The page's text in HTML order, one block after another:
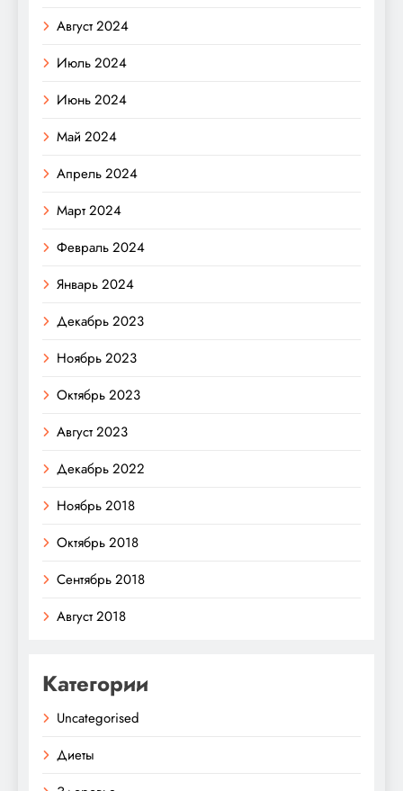
Август 2024
Июль 2024
Июнь 2024
Май 2024
Апрель 2024
Март 2024
Февраль 2024
Январь 2024
Декабрь 2023
Ноябрь 2023
Октябрь 2023
Август 2023
Декабрь 2022
Ноябрь 2018
Октябрь 2018
Сентябрь 2018
Август 2018
Категории
Uncategorised
Диеты